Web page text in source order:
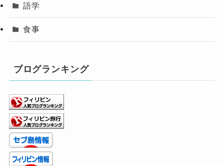
語学
食事
ブログランキング